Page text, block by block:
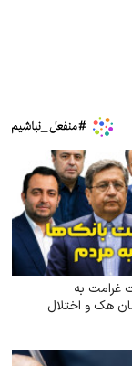
غرامت به
هک و اختلال